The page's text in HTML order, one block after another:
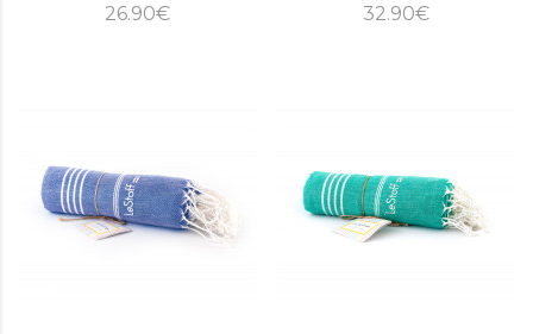
26.90€ 32.90€